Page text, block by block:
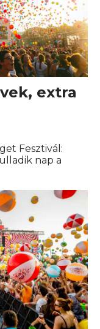
extra
Fesztivál:
nap a